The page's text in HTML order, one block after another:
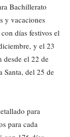
Bachillerato
y vacaciones
días festivos el
y el 23
desde el 22 de
Santa, del 25 de
para
para cada